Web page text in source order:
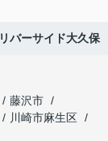
リバーサイド大久保
藤沢市
川崎市麻生区